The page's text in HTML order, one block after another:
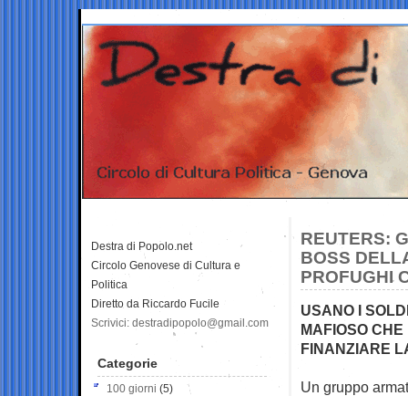
REUTERS:
BOSS
PROFUGHI
USANO I
MAFIOSO
FINANZIARE
Un gruppo
Destra di Popolo.net
Circolo Genovese di Cultura e
Politica
Diretto da Riccardo Fucile
Scrivici: destradipopolo@gmail.com
Categorie
100 giorni (5)